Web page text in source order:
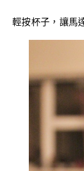
輕按杯子，讓馬